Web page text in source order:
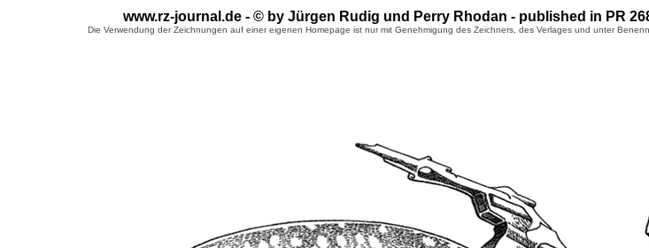
www.rz-journal.de - © by Jürgen Rudig und Perry Rhodan - published in PR
Die Verwendung der Zeichnungen auf einer eigenen Homepage ist nur mit Genehmigung des Zeichners, des Verlages und unter